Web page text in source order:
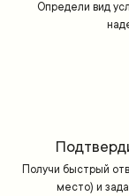
Определи вид
Получи быстрый
место) и